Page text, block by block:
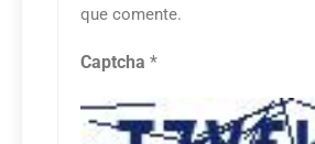
que comente.
Captcha *